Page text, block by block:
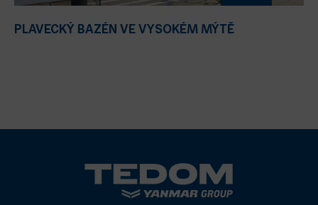
PLAVECKÝ BAZÉN VE VYSOKÉM MÝTĚ